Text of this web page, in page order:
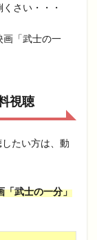
さい・・・
画「武士の一
視聴
たい方は、動
「武士の一分」